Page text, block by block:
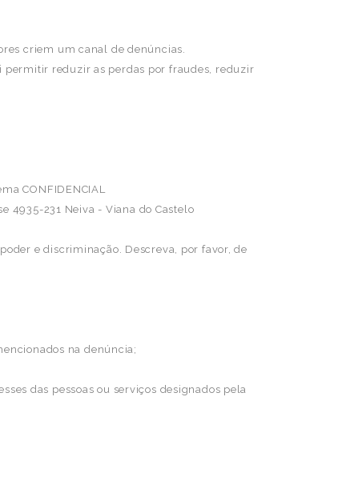
criem um canal de denúncias.
permitir reduzir as perdas por fraudes, reduzir
CONFIDENCIAL
4935-231 Neiva - Viana do Castelo
e discriminação. Descreva, por favor, de
na denúncia;
das pessoas ou serviços designados pela